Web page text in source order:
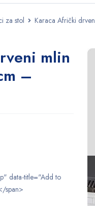
za stol Karaca Afrički
mlin
–
data-title="Add to
span>